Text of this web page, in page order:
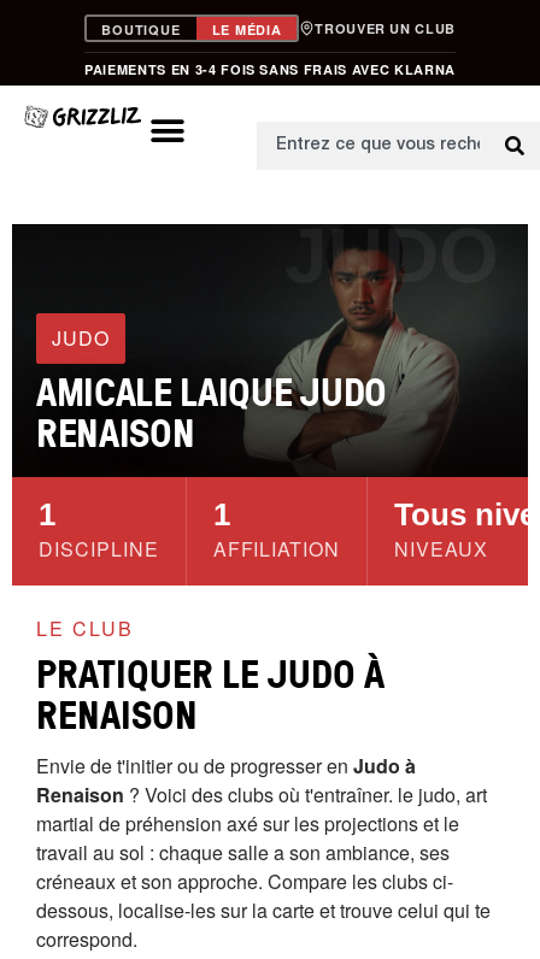
BOUTIQUE LE MÉDIA TROUVER UN CLUB
PAIEMENTS EN 3-4 FOIS SANS FRAIS AVEC KLARNA
JUDO
JUDO
AMICALE LAIQUE JUDO
RENAISON
1
DISCIPLINE
1
AFFILIATION
Tous
NIVEAUX
LE CLUB
PRATIQUER LE JUDO À
RENAISON
Envie de t'initier ou de progresser en Judo à
Renaison ? Voici des clubs où t'entraîner. le judo, art
martial de préhension axé sur les projections et le
travail au sol : chaque salle a son ambiance, ses
créneaux et son approche. Compare les clubs ci-
dessous, localise-les sur la carte et trouve celui qui te
correspond.